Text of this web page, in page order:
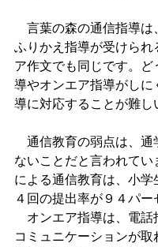
言葉の森の通信指導は
ふりかえ指導が受けら
ア作文でも同じです。
導やオンエア指導がし
導に対応することが難し
通信教育の弱点は、通
ないことだと言われて
による通信教育は、小
４回の提出率が９４パー
オンエア指導は、電話
コミュニケーションが